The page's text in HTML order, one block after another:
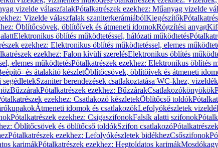
vizelde válaszfalakPótalkatrészek ezekhez: Műanyag vizelde
Vizelde válaszfalak szaniterkerámiábólKiegészítők
Öblítőcsövek, öblítőívek és átmeneti idomokRögzítési anyag
Elektronikus öblítés működtetéssel, hálózati működtetés
ezekhez: Elektronikus öblítés működtetéssel, elemes
ezekhez: Falon kívüli szerelésElektronikus öblítés
elemes működtetésPótalkatrészek ezekhez: Elektronikus öblítés
és átalakító készletÖblítőcsövek, öblítőívek és átmeneti
segédletekSzaniter berendezések csatlakoztatása WC-khez,
BűzzárakPótalkatrészek ezekhez: BűzzárakCsatlakozókönyökök
ezekhez: Csatlakozó készletekÖblítőcső toldók
Átmeneti idomok és csatlakozókLefolyókészletek
Pótalkatrészek ezekhez: CsigaszifonokFalsík alatti szifonok
Öblítőcsövek és öblítőcső toldókSzifon csatlakozó
Pótalkatrészek ezekhez: Lefolyókészletek bidékhezCsőszifonok
karimákPótalkatrészek ezekhez: Hegtoldatos karimák